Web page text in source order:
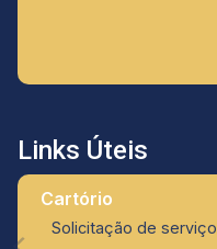
Links Úteis
Cartório
Solicitação de serviço